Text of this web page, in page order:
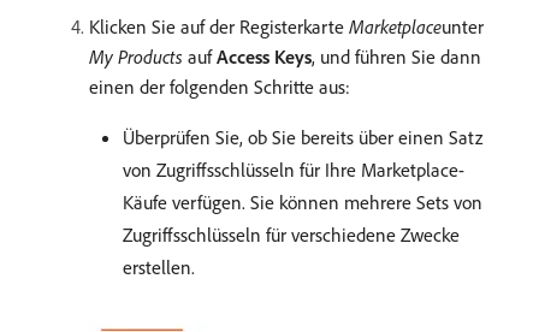
Klicken Sie auf der Registerkarte Marketplace​unter​
My Products aufAccess Keys, und führen Sie dann
einen der folgenden Schritte aus:
Überprüfen Sie, ob Sie bereits über einen Satz
von Zugriffsschlüsseln für Ihre Marketplace-
Käufe verfügen. Sie können mehrere Sets von
Zugriffsschlüsseln für verschiedene Zwecke
erstellen.